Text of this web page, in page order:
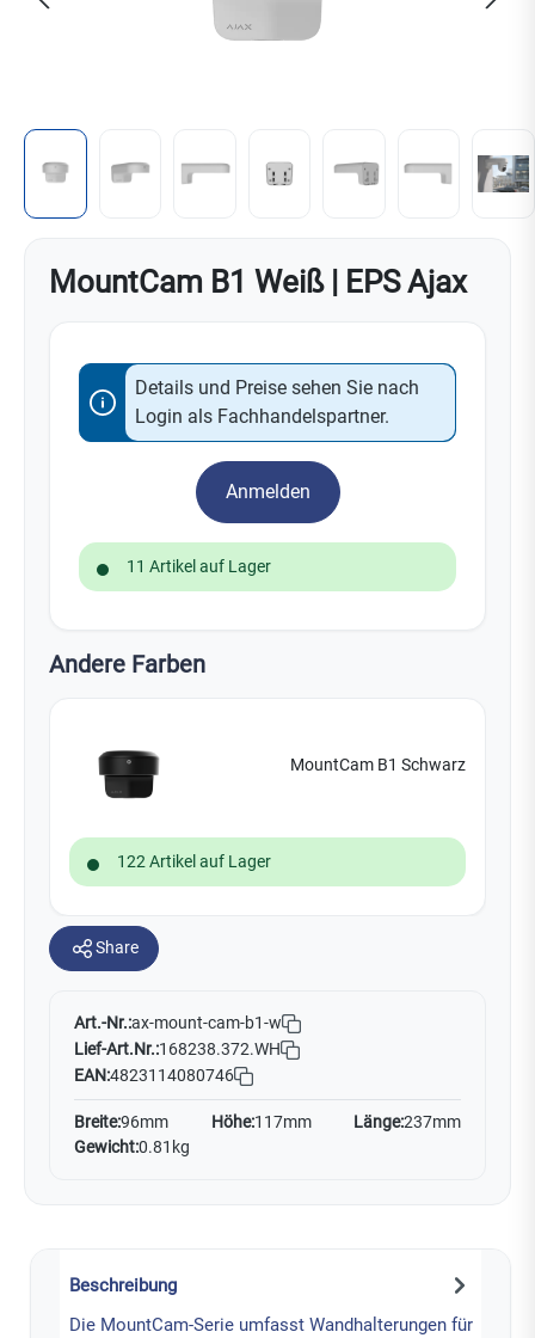
MountCam B1 Weiß | EPS Ajax
Details und Preise sehen Sie nach
Login als Fachhandelspartner.
Anmelden
11 Artikel auf Lager
Andere Farben
MountCam B1 Schwarz
122 Artikel auf Lager
Share
Art.-Nr.:ax-mount-cam-b1-w
Lief-Art.Nr.:168238.372.WH
EAN:4823114080746
Breite:96mm Höhe:117mm Länge:237mm
Gewicht:0.81kg
Beschreibung
Die MountCam-Serie umfasst Wandhalterungen für